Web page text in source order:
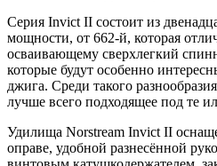
Серия Invict II состоит из
мощности, от 662-й, которая
осваивающему сверхлегкий
которые будут особенно
джига. Среди такого
лучше всего подходящее под те
Удилища Norstream Invict II
оправе, удобной разнесённой